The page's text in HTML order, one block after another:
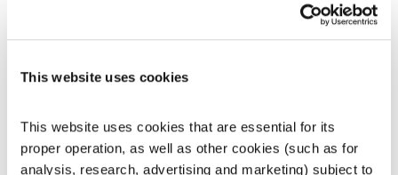
This website uses cookies
This website uses cookies that are essential for its
proper operation, as well as other cookies (such as for
analysis, research, advertising and marketing) subject to
מרחב ריפוי – 20.11.25
מרחב ריפוי
אורי בנקהלטר